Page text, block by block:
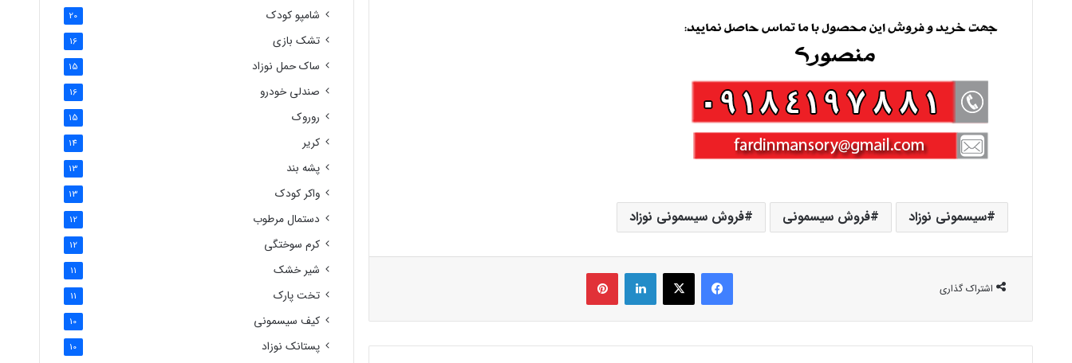
سیسمونی نوزاد فروش سیسمونی فروش سیسمونی نوزاد
اشتراک گذاری
فیس بوک X لینکدین ‫پین‌ترست
شامپو کودک 20
تشک بازی 16
ساک حمل نوزاد 15
صندلی خودرو 16
روروک 15
کریر 14
پشه بند 13
واکر کودک 13
دستمال مرطوب 12
کرم سوختگی 12
شیر خشک 11
تخت پارک 11
کیف سیسمونی 10
پستانک نوزاد 10